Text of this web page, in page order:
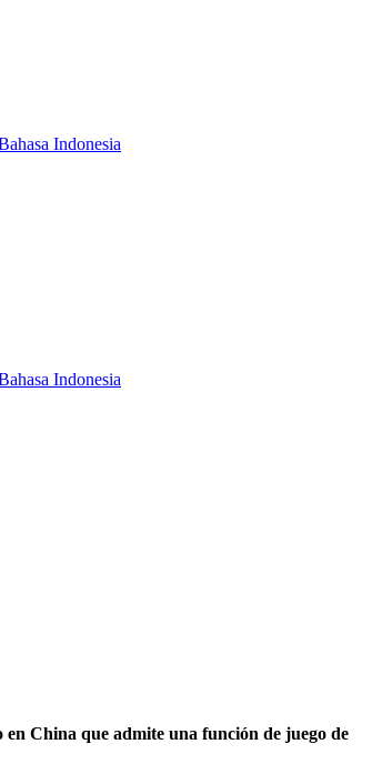
Indonesia
Indonesia
China que admite una función de juego de